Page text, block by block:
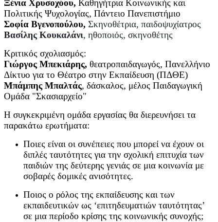
Ξένια Χρυσοχόου, Καθηγήτρια Κοινωνικής και
Πολιτικής Ψυχολογίας, Πάντειο Πανεπιστήμιο
Σοφία Βγενοπούλου, Σκηνοθέτρια, παιδοψυχίατρος
Βασίλης Κουκαλάνι, ηθοποιός, σκηνοθέτης
Κριτικός σχολιασμός:
Γιώργος Μπεκιάρης, θεατροπαιδαγωγός, Πανελλήνιο
Δίκτυο για το Θέατρο στην Εκπαίδευση (ΠΔΘΕ)
Μπάμπης Μπαλτάς, δάσκαλος, μέλος Παιδαγωγική
Ομάδα "Σκασιαρχείο"
Η συγκεκριμένη ομάδα εργασίας θα διερευνήσει τα
παρακάτω ερωτήματα:
Ποιες είναι οι συνέπειες που μπορεί να έχουν οι
διπλές ταυτότητες για την σχολική επιτυχία των
παιδιών της δεύτερης γενιάς σε μια κοινωνία με
σοβαρές δομικές ανισότητες.
Ποιος ο ρόλος της εκπαίδευσης και των
εκπαιδευτικών ως ‘επιτηδευματιών ταυτότητας’
σε μια περίοδο κρίσης της κοινωνικής συνοχής;